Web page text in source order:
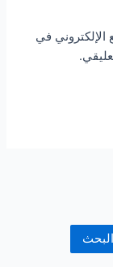
الإلكتروني في
البحث